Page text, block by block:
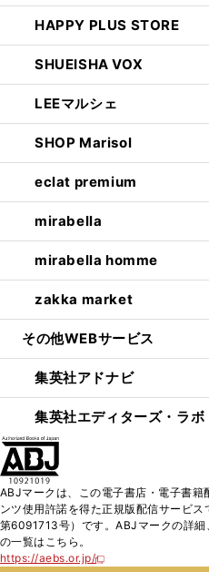
HAPPY PLUS STORE
SHUEISHA VOX
LEEマルシェ
SHOP Marisol
eclat premium
mirabella
mirabella homme
zakka market
その他WEBサービス
集英社アドナビ
集英社エディターズ・ラボ
ABJマークは、この電子書店・電子書
ンツ使用許諾を得た正規版配信サービ
第6091713号）です。ABJマークの詳
の一覧はこちら。
https://aebs.or.jp/
新